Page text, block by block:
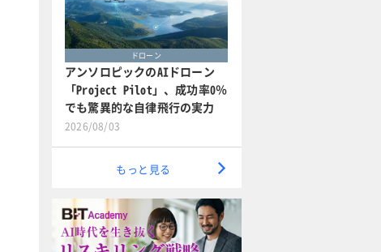
ドローン
アンソロピックのAIドローン
「Project Pilot」、成功率0％
でも驚異的な自律飛行の実力
2026/08/03
もっと見る